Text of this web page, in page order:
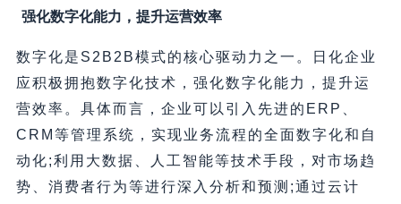
强化数字化能力，提升运营效率
数字化是S2B2B模式的核心驱动力之一。日化企业
应积极拥抱数字化技术，强化数字化能力，提升运
营效率。具体而言，企业可以引入先进的ERP、
CRM等管理系统，实现业务流程的全面数字化和自
动化;利用大数据、人工智能等技术手段，对市场趋
势、消费者行为等进行深入分析和预测;通过云计